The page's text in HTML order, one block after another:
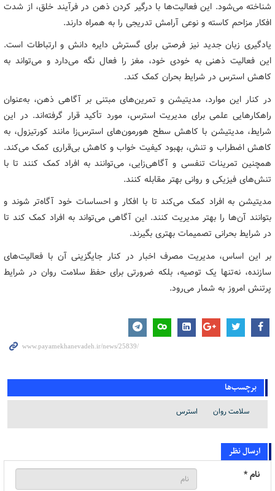
شناخته می‌شود. این فعالیت‌ها با درگیر کردن ذهن در فرآیند خلق، از شدت
افکار مزاحم کاسته و نوعی آرامش تدریجی را به همراه دارند.
یادگیری زبان جدید نیز فرصتی برای گسترش دایره دانش و ارتباطات است.
این فعالیت ذهنی به خودی خود، مغز را فعال نگه می‌دارد و می‌تواند به
کاهش استرس در شرایط بحران کمک کند.
در کنار این موارد، مدیتیشن و تمرین‌های مبتنی بر آگاهی ذهن، به‌عنوان
راهکارهایی علمی برای مدیریت استرس، مورد تأکید قرار گرفته‌اند. در این
شرایط، مدیتیشن با کاهش سطح هورمون‌های استرس‌زا مانند کورتیزول، به
کاهش اضطراب و تنش، بهبود کیفیت خواب و کاهش بی‌قراری کمک می‌کند.
همچنین تمرینات تنفسی و آگاهی‌زایی، می‌توانند به افراد کمک کنند تا با
تنش‌های فیزیکی و روانی بهتر مقابله کنند.
مدیتیشن به افراد کمک می‌کند تا با افکار و احساسات خود آگاه‌تر شوند و
بتوانند آن‌ها را بهتر مدیریت کنند. این آگاهی می‌تواند به افراد کمک کند تا
در شرایط بحرانی تصمیمات بهتری بگیرند.
بر این اساس، مدیریت مصرف اخبار در کنار جایگزینی آن با فعالیت‌های
سازنده، نه‌تنها یک توصیه، بلکه ضرورتی برای حفظ سلامت روان در شرایط
پرتنش امروز به شمار می‌رود.
برچسب‌ها
سلامت روان استرس
ارسال نظر
نام *